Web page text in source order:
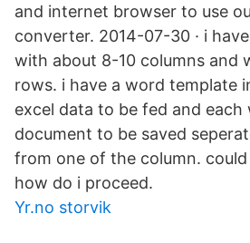
and internet browser to use
converter. 2014-07-30 · i
with about 8-10 columns and
rows. i have a word template
excel data to be fed and
document to be saved
from one of the column.
how do i proceed.
Yr.no storvik